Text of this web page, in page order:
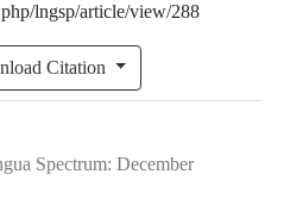
lngsp/article/view/288
Citation
Spectrum: December